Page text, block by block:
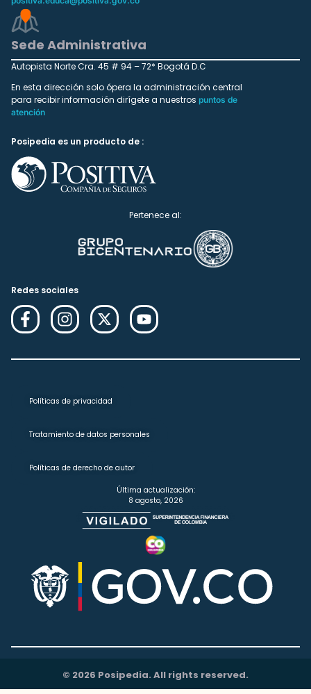
Sede Administrativa
Autopista Norte Cra. 45 # 94 – 72* Bogotá D.C
En esta dirección solo ópera la administración central
para recibir información dirígete a nuestros puntos de
atención
Posipedia es un producto de :
Pertenece al:
Redes sociales
Políticas de privacidad
Tratamiento de datos personales
Políticas de derecho de autor
Última actualización:
8 agosto, 2026
© 2026 Posipedia. All rights reserved.